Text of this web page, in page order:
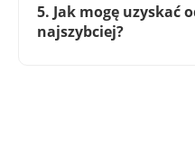
5. Jak mogę uzyskać
najszybciej?